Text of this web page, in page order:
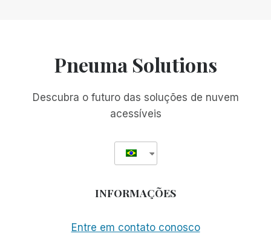
ACESSÍVEIS
Pneuma Solutions
Descubra o futuro das soluções de nuvem
acessíveis
INFORMAÇÕES
Entre em contato conosco